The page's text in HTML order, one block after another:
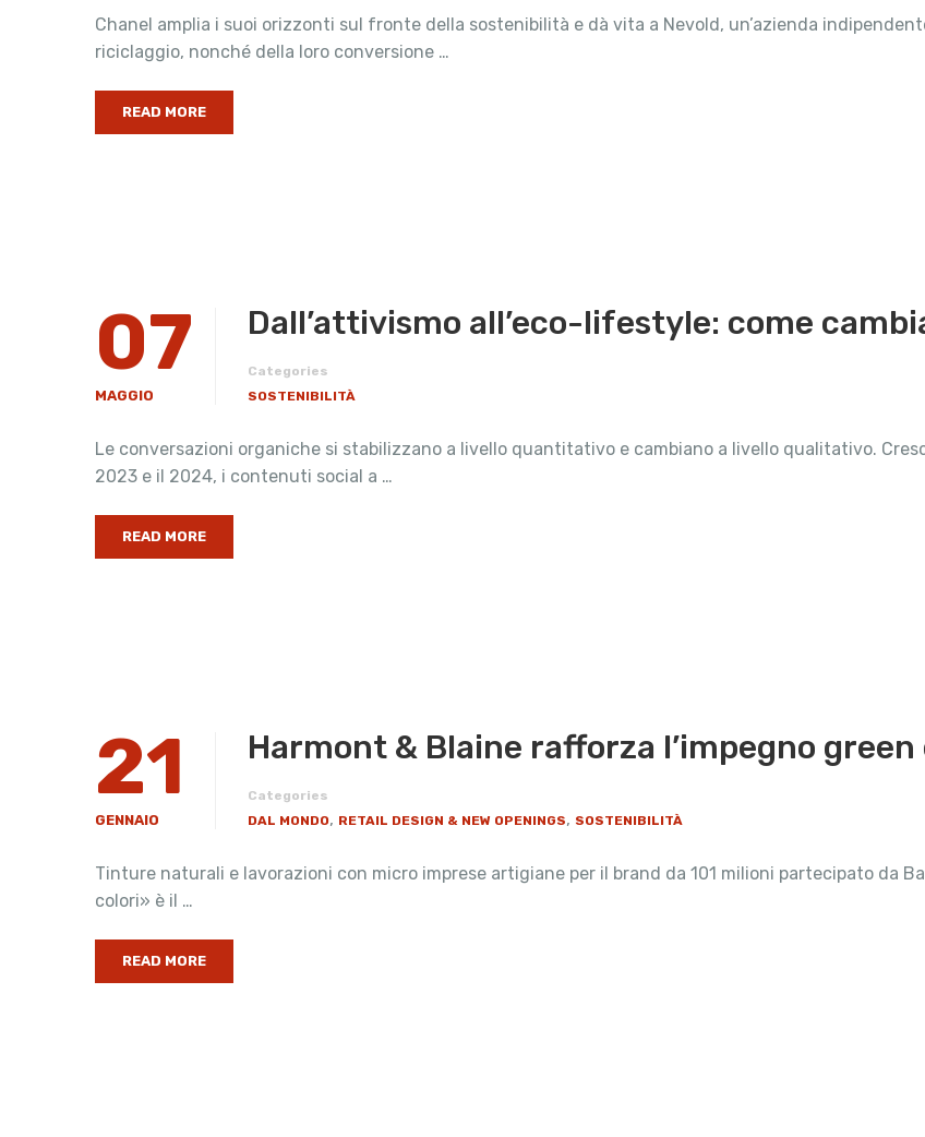
Chanel amplia i suoi orizzonti sul fronte della sostenibilità e dà vita a Nevold, un’azienda
riciclaggio, nonché della loro conversione …
READ MORE
07
MAGGIO
Dall’attivismo all’eco-lifestyle: come
Categories
SOSTENIBILITÀ
Le conversazioni organiche si stabilizzano a livello quantitativo e cambiano a livello qualitativo.
2023 e il 2024, i contenuti social a …
READ MORE
21
GENNAIO
Harmont & Blaine rafforza l’impegno green
Categories
DAL MONDO, RETAIL DESIGN & NEW OPENINGS, SOSTENIBILITÀ
Tinture naturali e lavorazioni con micro imprese artigiane per il brand da 101 milioni partecipato da
colori» è il …
READ MORE